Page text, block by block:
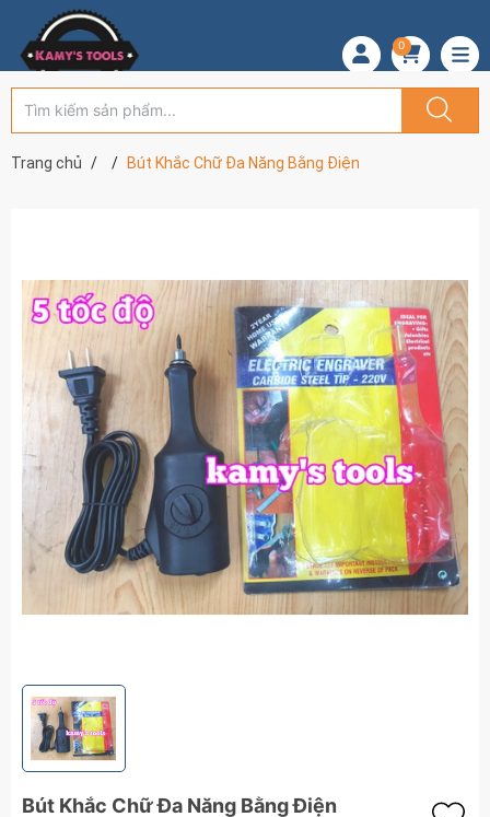
0
Trang chủ Bút Khắc Chữ Đa Năng Bằng Điện
Bút Khắc Chữ Đa Năng Bằng Điện